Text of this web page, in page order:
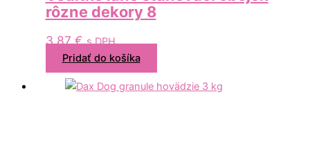
rôzne dekory 8
3,87€ s DPH
Pridať do košíka